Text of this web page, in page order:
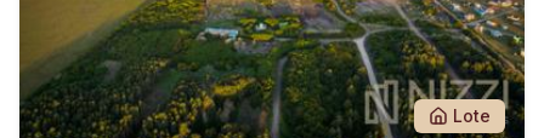
Lote